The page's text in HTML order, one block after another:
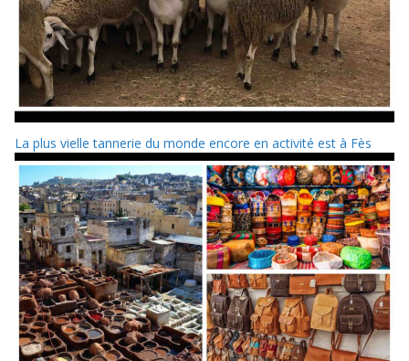
La plus vielle tannerie du monde encore en activité est à Fès